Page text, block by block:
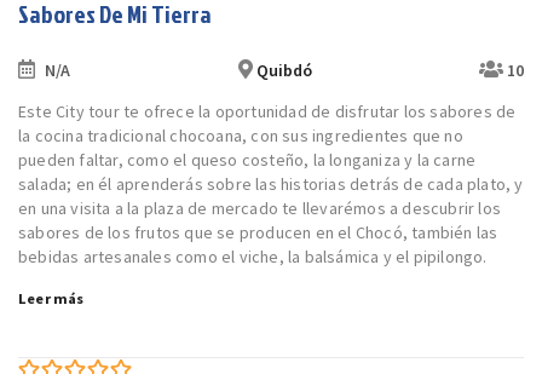
Sabores De Mi Tierra
N/A Quibdó
10
Este City tour te ofrece la oportunidad de disfrutar los sabores de
la cocina tradicional chocoana, con sus ingredientes que no
pueden faltar, como el queso costeño, la longaniza y la carne
salada; en él aprenderás sobre las historias detrás de cada plato, y
en una visita a la plaza de mercado te llevarémos a descubrir los
sabores de los frutos que se producen en el Chocó, también las
bebidas artesanales como el viche, la balsámica y el pipilongo.
Leer más